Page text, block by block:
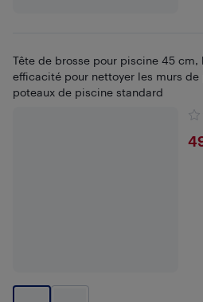
Tête de brosse pour piscine 45 cm,
efficacité pour nettoyer les murs
poteaux de piscine standard